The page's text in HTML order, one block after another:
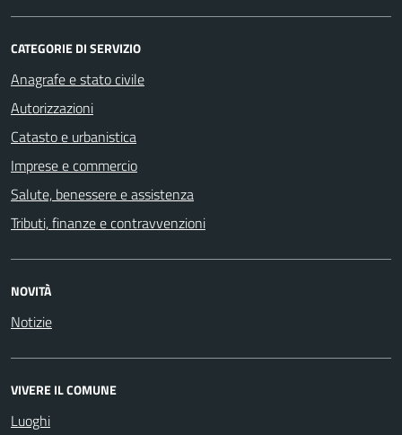
CATEGORIE DI SERVIZIO
Anagrafe e stato civile
Autorizzazioni
Catasto e urbanistica
Imprese e commercio
Salute, benessere e assistenza
Tributi, finanze e contravvenzioni
NOVITÀ
Notizie
VIVERE IL COMUNE
Luoghi